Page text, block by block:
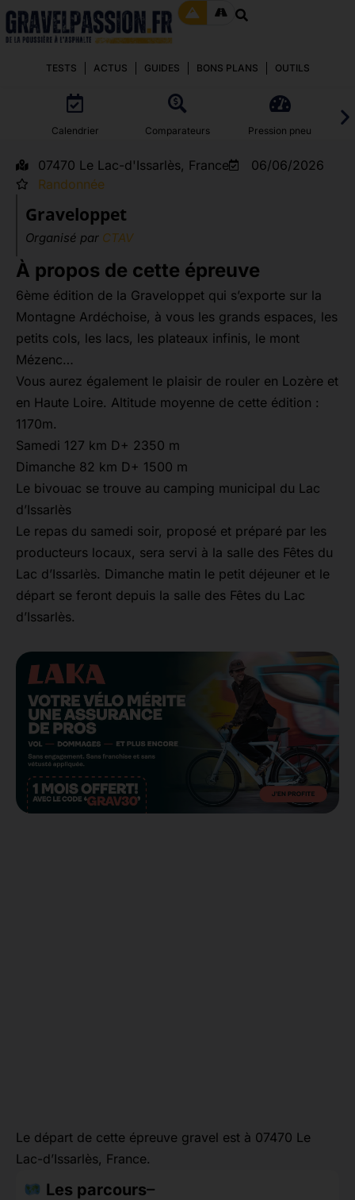
TESTS ACTUS GUIDES BONS PLANS OUTILS
Calendrier Comparateurs Pression pneu
07470 Le Lac-d'Issarlès, France
06/06/2026
Randonnée
Graveloppet
Organisé par CTAV
À propos de cette épreuve
6ème édition de la Graveloppet qui s’exporte sur la
Montagne Ardéchoise, à vous les grands espaces, les
petits cols, les lacs, les plateaux infinis, le mont
Mézenc…
Vous aurez également le plaisir de rouler en Lozère et
en Haute Loire. Altitude moyenne de cette édition :
1170m.
Samedi 127 km D+ 2350 m
Dimanche 82 km D+ 1500 m
Le bivouac se trouve au camping municipal du Lac
d’Issarlès
Le repas du samedi soir, proposé et préparé par les
producteurs locaux, sera servi à la salle des Fêtes du
Lac d’Issarlès. Dimanche matin le petit déjeuner et le
départ se feront depuis la salle des Fêtes du Lac
d’Issarlès.
Le départ de cette épreuve gravel est à 07470 Le
Lac-d’Issarlès, France.
Les parcours